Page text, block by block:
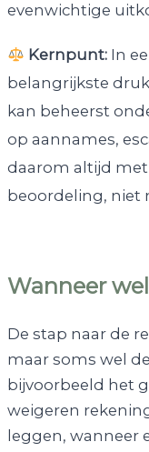
evenwichtige
Kernpunt: In
belangrijkste
kan beheerst
op aannames,
daarom altijd
beoordeling, niet
Wanneer
De stap naar de
maar soms wel
bijvoorbeeld het
weigeren
leggen, wanneer